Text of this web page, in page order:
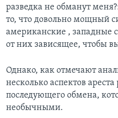
разведка не обманут
то, что довольно мощный
американские , западные
от них зависящее, чтобы
Однако, как отмечают
несколько аспектов
последующего обмена,
необычными.